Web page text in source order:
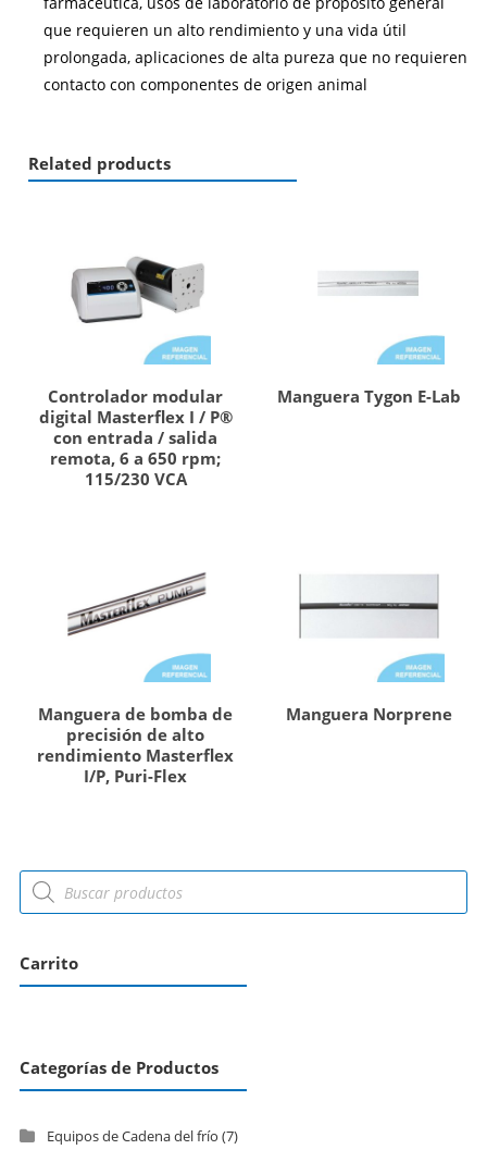
que requieren un alto rendimiento y una vida útil
prolongada, aplicaciones de alta pureza que no requieren
contacto con componentes de origen animal
Related products
Controlador modular
digital Masterflex I / P®
con entrada / salida
remota, 6 a 650 rpm;
115/230 VCA
Manguera Tygon E-Lab
Manguera de bomba de
precisión de alto
rendimiento Masterflex
I/P, Puri-Flex
Manguera Norprene
Carrito
Categorías de Productos
Equipos de Cadena del frío (7)